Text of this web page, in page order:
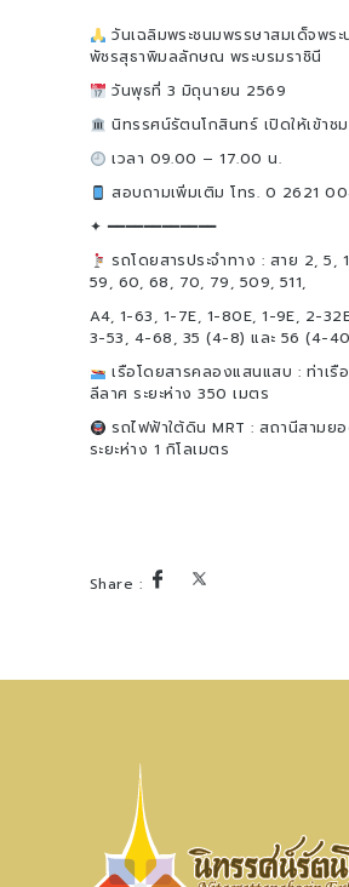
วันเฉลิมพระชนมพรรษาสมเด็จพระ
พัชรสุธาพิมลลักษณ พระบรมราชินี
วันพุธที่ 3 มิถุนายน 2569
นิทรรศน์รัตนโกสินทร์ เปิดให้เข้าช
เวลา 09.00 – 17.00 น.
สอบถามเพิ่มเติม โทร. 0 2621
✦ ━━━━━━━━━━━━
รถโดยสารประจำทาง : สาย 2, 5,
59, 60, 68, 70, 79, 509, 511,
A4, 1-63, 1-7E, 1-80E, 1-9E, 2-
3-53, 4-68, 35 (4-8) และ 56 (4-
เรือโดยสารคลองแสนแสบ : ท่าเรื
ลีลาศ ระยะห่าง 350 เมตร
รถไฟฟ้าใต้ดิน MRT : สถานีสามย
ระยะห่าง 1 กิโลเมตร